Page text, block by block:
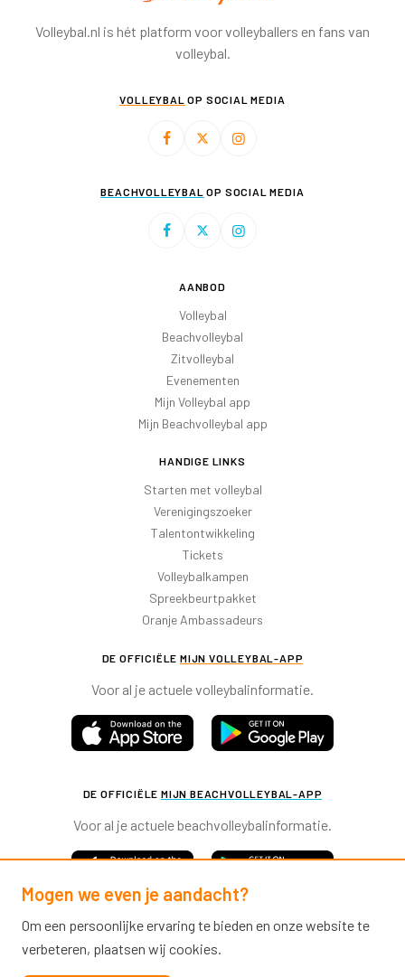
Volleybal.nl is hét platform voor volleyballers en fans van
volleybal.
VOLLEYBAL OP SOCIAL MEDIA
BEACHVOLLEYBAL OP SOCIAL MEDIA
AANBOD
Volleybal
Beachvolleybal
Zitvolleybal
Evenementen
Mijn Volleybal app
Mijn Beachvolleybal app
HANDIGE LINKS
Starten met volleybal
Verenigingszoeker
Talentontwikkeling
Tickets
Volleybalkampen
Spreekbeurtpakket
Oranje Ambassadeurs
DE OFFICIËLE MIJN VOLLEYBAL-APP
Voor al je actuele volleybalinformatie.
DE OFFICIËLE MIJN BEACHVOLLEYBAL-APP
Voor al je actuele beachvolleybalinformatie.
Mogen we even je aandacht?
Om een persoonlijke ervaring te bieden en onze website te
verbeteren, plaatsen wij cookies.